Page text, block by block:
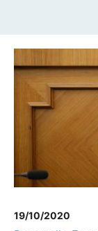
19/10/2020